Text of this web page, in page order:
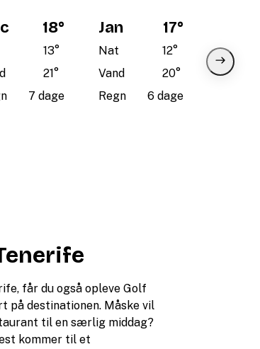
18°
13°
21°
7 dage
Jan 17°
Nat 12°
Vand
20°
Regn
6 dage
får du også opleve Golf
på destinationen. Måske vil
til en særlig middag?
kommer til et